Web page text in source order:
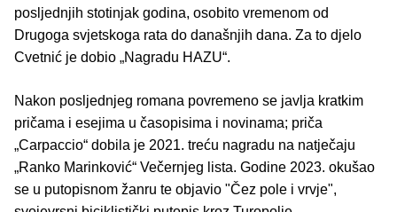
posljednjih stotinjak godina, osobito vremenom od
Drugoga svjetskoga rata do današnjih dana. Za to djelo
Cvetnić je dobio „Nagradu HAZU“.
Nakon posljednjeg romana povremeno se javlja kratkim
pričama i esejima u časopisima i novinama; priča
„Carpaccio“ dobila je 2021. treću nagradu na natječaju
„Ranko Marinković“ Večernjeg lista. Godine 2023. okušao
se u putopisnom žanru te objavio "Čez pole i vrvje",